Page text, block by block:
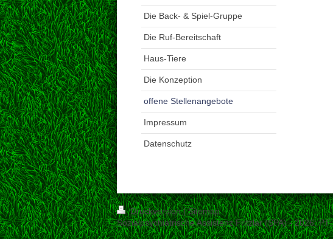
Die Back- & Spiel-Gruppe
Die Ruf-Bereitschaft
Haus-Tiere
Die Konzeption
offene Stellenangebote
Impressum
Datenschutz
Druckversion| Sitemap
Sozialpsychiatrische Assistenz Fritzlar (SPA) - 2026; P.F.